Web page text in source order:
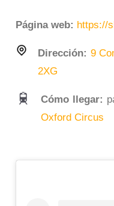
Página web: https://
Dirección: 9
2XG
Cómo llegar:
Oxford Circus